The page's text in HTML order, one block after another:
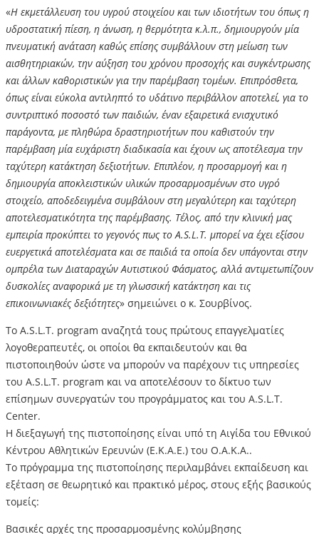
«Η εκμετάλλευση του υγρού στοιχείου και των ιδιοτήτων του όπως η
υδροστατική πίεση, η άνωση, η θερμότητα κ.λ.π., δημιουργούν μία
πνευματική ανάταση καθώς επίσης συμβάλλουν στη μείωση των
αισθητηριακών, την αύξηση του χρόνου προσοχής και συγκέντρωσης
και άλλων καθοριστικών για την παρέμβαση τομέων. Επιπρόσθετα,
όπως είναι εύκολα αντιληπτό το υδάτινο περιβάλλον αποτελεί, για το
συντριπτικό ποσοστό των παιδιών, έναν εξαιρετικά ενισχυτικό
παράγοντα, με πληθώρα δραστηριοτήτων που καθιστούν την
παρέμβαση μία ευχάριστη διαδικασία και έχουν ως αποτέλεσμα την
ταχύτερη κατάκτηση δεξιοτήτων. Επιπλέον, η προσαρμογή και η
δημιουργία αποκλειστικών υλικών προσαρμοσμένων στο υγρό
στοιχείο, αποδεδειγμένα συμβάλουν στη μεγαλύτερη και ταχύτερη
αποτελεσματικότητα της παρέμβασης. Τέλος, από την κλινική μας
εμπειρία προκύπτει το γεγονός πως το A.S.L.T. μπορεί να έχει εξίσου
ευεργετικά αποτελέσματα και σε παιδιά τα οποία δεν υπάγονται στην
ομπρέλα των Διαταραχών Αυτιστικού Φάσματος, αλλά αντιμετωπίζουν
δυσκολίες αναφορικά με τη γλωσσική κατάκτηση και τις
επικοινωνιακές δεξιότητες» σημειώνει ο κ. Σουρβίνος.
Το A.S.L.T. program αναζητά τους πρώτους επαγγελματίες
λογοθεραπευτές, οι οποίοι θα εκπαιδευτούν και θα
πιστοποιηθούν ώστε να μπορούν να παρέχουν τις υπηρεσίες
του A.S.L.T. program και να αποτελέσουν το δίκτυο των
επίσημων συνεργατών του προγράμματος και του A.S.L.T.
Center.
H διεξαγωγή της πιστοποίησης είναι υπό τη Αιγίδα του Εθνικού
Κέντρου Αθλητικών Ερευνών (Ε.Κ.Α.Ε.) του Ο.Α.Κ.Α..
Το πρόγραμμα της πιστοποίησης περιλαμβάνει εκπαίδευση και
εξέταση σε θεωρητικό και πρακτικό μέρος, στους εξής βασικούς
τομείς:
Βασικές αρχές της προσαρμοσμένης κολύμβησης